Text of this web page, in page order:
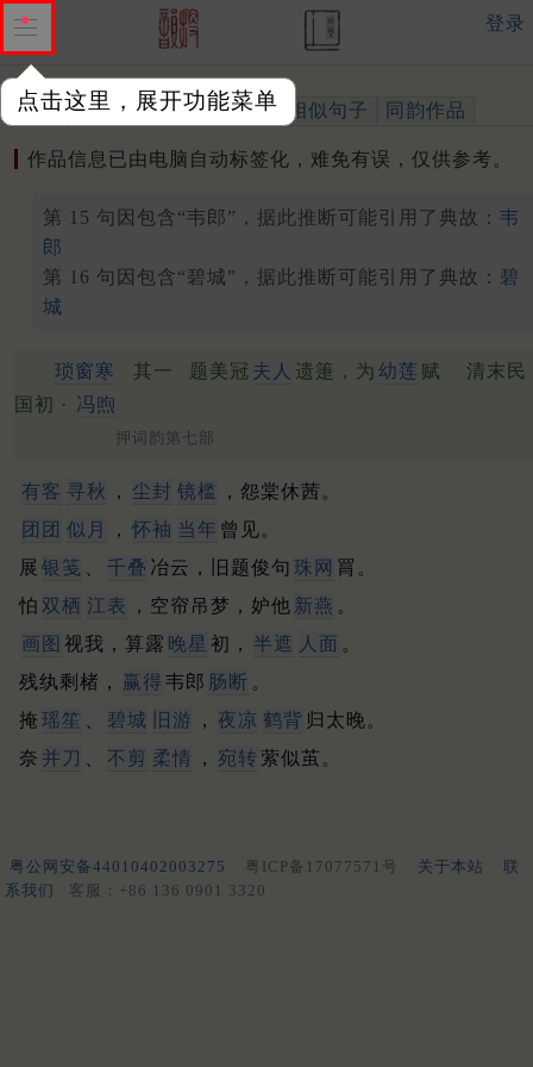
点击这里，展开功能菜单
登录
作品 标注四声 出处、引用 相似句子 同韵作品
作品信息已由电脑自动标签化，难免有误，仅供参考。
第 15 句因包含“韦郎”，据此推断可能引用了典故： 韦
郎
第 16 句因包含“碧城”，据此推断可能引用了典故： 碧
城
琐窗寒 其一 题美冠 夫人 遗箑，为 幼莲 赋
清末民
国初 ·
冯煦
押词韵第七部
有客 寻秋 ， 尘封 镜槛
，怨棠休茜。
团团 似月 ， 怀袖 当年 曾见。
展 银笺 千叠 冶云，旧题俊句 珠网 罥。
怕 双栖 江表 ，空帘吊梦，妒他 新燕 。
画图 视我，算露 晚星 初， 半遮 人面 。
残纨剩楮，
赢得 韦郎 肠断 。
掩 瑶笙 碧城 旧游 ， 夜凉 鹤背 归太晚。
奈 并刀 不剪 柔情 ， 宛转 萦似茧。
粤公网安备44010402003275 粤ICP备17077571号 关于本站
联
系我们
客服：+86 136 0901 3320